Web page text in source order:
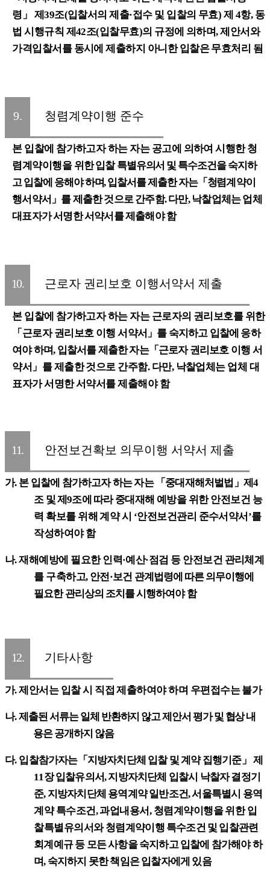
령 」 제39조(입찰서의 제출·접수 및 입찰의 무효) 제 4항, 동
법 시행규칙 제 42조(입찰무효)의 규정에 의하며,제안서와
가격입찰서를 동시에 제출하지 아니한 입찰은 무효처리 됨
9. 청렴계약이행 준수
본 입찰에 참가하고자 하는 자는 공고에 의하여 시행한 청
렴계약이행을 위한 입찰특별유의서 및 특수조건을 숙지하
고 입찰에 응해야 하며,입찰서를 제출한 자는「 청렴계약이
행서약서 」 를 제출한 것으로 간주함.다만, 낙찰업체는 업체
대표자가 서명한 서약서를 제출해야 함
10. 근로자 권리보호 이행서약서 제출
본 입찰에 참가하고자 하는 자는 근로자의 권리보호를 위한
「 근로자 권리보호 이행서약서 」 를 숙지하고 입찰에 응하
여야 하며, 입찰서를 제출한 자는「 근로자 권리보호 이행 서
약서 」 를 제출한 것으로 간주함. 다만, 낙찰업체는 업체 대
표자가 서명한 서약서를 제출해야 함
11. 안전보건확보 의무이행 서약서 제출
가. 본 입찰에 참가하고자 하는 자는 「 중대재해처벌법 」 제4
조 및 제9조에 따라중대재해 예방을 위한 안전보건 능
력 확보를 위해 계약 시 ‘안전보건관리 준수서약서 ’를
작성하여야 함
나.재해예방에 필요한 인력·예산·점검 등 안전보건 관리체계
를 구축하고, 안전·보건 관계법령에 따른 의무이행에
필요한 관리상의 조치를 시행하여야 함
12. 기타사항
가.제안서는 입찰 시 직접 제출하여야 하며 우편접수는 불가
나.제출된 서류는 일체 반환하지 않고 제안서 평가 및 협상 내
용은 공개하지 않음
다. 입찰참가자는「 지방자치단체 입찰 및 계약 집행기준」제
11장 입찰유의서,지방자치단체 입찰시 낙찰자 결정기
준, 지방자치단체 용역계약 일반조건,서울특별시 용역
계약 특수조건,과업내용서, 청렴계약이행을 위한 입
찰특별유의서와 청렴계약이행 특수조건 및 입찰관련
회계예규 등 모든 사항을 숙지하고 입찰에 참가해야 하
며, 숙지하지 못한 책임은 입찰자에게 있음